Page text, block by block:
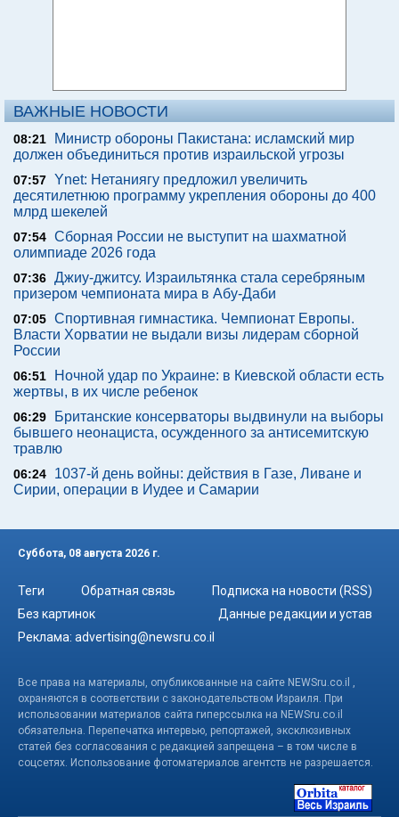
ВАЖНЫЕ НОВОСТИ
08:21
Министр обороны Пакистана: исламский мир
должен объединиться против израильской угрозы
07:57 Ynet: Нетаниягу предложил увеличить
десятилетнюю программу укрепления обороны до 400
млрд шекелей
07:54 Сборная России не выступит на шахматной
олимпиаде 2026 года
07:36 Джиу-джитсу. Израильтянка стала серебряным
призером чемпионата мира в Абу-Даби
07:05 Спортивная гимнастика. Чемпионат Европы.
Власти Хорватии не выдали визы лидерам сборной
России
06:51
Ночной удар по Украине: в Киевской области есть
жертвы, в их числе ребенок
06:29
Британские консерваторы выдвинули на выборы
бывшего неонациста, осужденного за антисемитскую
травлю
06:24
1037-й день войны: действия в Газе, Ливане и
Сирии, операции в Иудее и Самарии
Суббота, 08 августа 2026 г.
Теги Обратная связь
Подписка на новости (RSS)
Без картинок
Данные редакции и устав
Реклама: advertising@newsru.co.il
Все права на материалы, опубликованные на сайте NEWSru.co.il ,
охраняются в соответствии с законодательством Израиля. При
использовании материалов сайта гиперссылка на NEWSru.co.il
обязательна. Перепечатка интервью, репортажей, эксклюзивных
статей без согласования с редакцией запрещена – в том числе в
соцсетях. Использование фотоматериалов агентств не разрешается.